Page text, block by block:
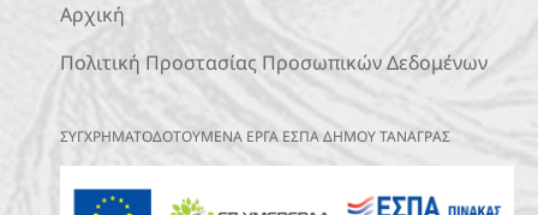
Αρχική
Πολιτική Προστασίας Προσωπικών Δεδομένων
ΣΥΓΧΡΗΜΑΤΟΔΟΤΟΥΜΕΝΑ ΕΡΓΑ ΕΣΠΑ ΔΗΜΟΥ ΤΑΝΑΓΡΑΣ